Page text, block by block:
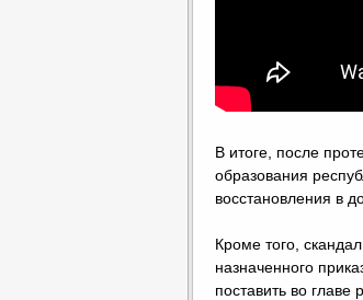
В итоге, после
образования
восстановления в
Кроме того,
назначенного
поставить во